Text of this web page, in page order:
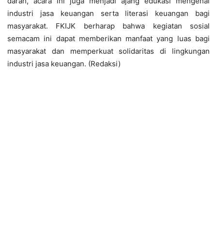
industri jasa keuangan serta literasi keuangan bagi
masyarakat. FKIJK berharap bahwa kegiatan sosial
semacam ini dapat memberikan manfaat yang luas bagi
masyarakat dan memperkuat solidaritas di lingkungan
industri jasa keuangan. (Redaksi)